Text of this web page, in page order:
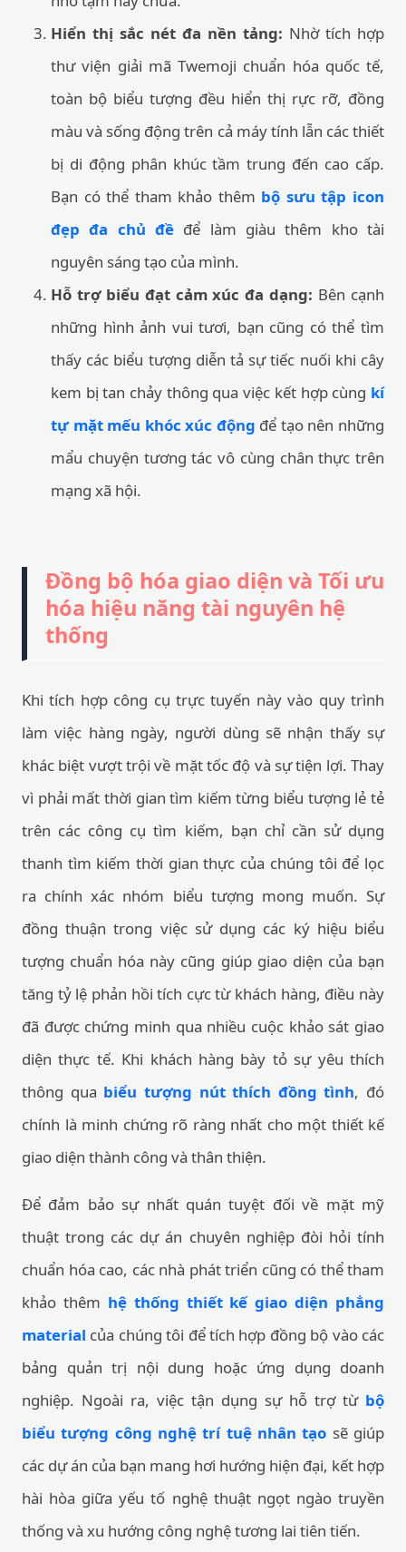
Hiển thị sắc nét đa nền tảng: Nhờ tích hợp
thư viện giải mã Twemoji chuẩn hóa quốc tế,
toàn bộ biểu tượng đều hiển thị rực rỡ, đồng
màu và sống động trên cả máy tính lẫn các thiết
bị di động phân khúc tầm trung đến cao cấp.
Bạn có thể tham khảo thêm bộ sưu tập icon
đẹp đa chủ đề để làm giàu thêm kho tài
nguyên sáng tạo của mình.
Hỗ trợ biểu đạt cảm xúc đa dạng: Bên cạnh
những hình ảnh vui tươi, bạn cũng có thể tìm
thấy các biểu tượng diễn tả sự tiếc nuối khi cây
kem bị tan chảy thông qua việc kết hợp cùng kí
tự mặt mếu khóc xúc động để tạo nên những
mẩu chuyện tương tác vô cùng chân thực trên
mạng xã hội.
Đồng bộ hóa giao diện và Tối ưu
hóa hiệu năng tài nguyên hệ
thống
Khi tích hợp công cụ trực tuyến này vào quy trình
làm việc hàng ngày, người dùng sẽ nhận thấy sự
khác biệt vượt trội về mặt tốc độ và sự tiện lợi. Thay
vì phải mất thời gian tìm kiếm từng biểu tượng lẻ tẻ
trên các công cụ tìm kiếm, bạn chỉ cần sử dụng
thanh tìm kiếm thời gian thực của chúng tôi để lọc
ra chính xác nhóm biểu tượng mong muốn. Sự
đồng thuận trong việc sử dụng các ký hiệu biểu
tượng chuẩn hóa này cũng giúp giao diện của bạn
tăng tỷ lệ phản hồi tích cực từ khách hàng, điều này
đã được chứng minh qua nhiều cuộc khảo sát giao
diện thực tế. Khi khách hàng bày tỏ sự yêu thích
thông qua biểu tượng nút thích đồng tình, đó
chính là minh chứng rõ ràng nhất cho một thiết kế
giao diện thành công và thân thiện.
Để đảm bảo sự nhất quán tuyệt đối về mặt mỹ
thuật trong các dự án chuyên nghiệp đòi hỏi tính
chuẩn hóa cao, các nhà phát triển cũng có thể tham
khảo thêm hệ thống thiết kế giao diện phẳng
material của chúng tôi để tích hợp đồng bộ vào các
bảng quản trị nội dung hoặc ứng dụng doanh
nghiệp. Ngoài ra, việc tận dụng sự hỗ trợ từ bộ
biểu tượng công nghệ trí tuệ nhân tạo sẽ giúp
các dự án của bạn mang hơi hướng hiện đại, kết hợp
hài hòa giữa yếu tố nghệ thuật ngọt ngào truyền
thống và xu hướng công nghệ tương lai tiên tiến.